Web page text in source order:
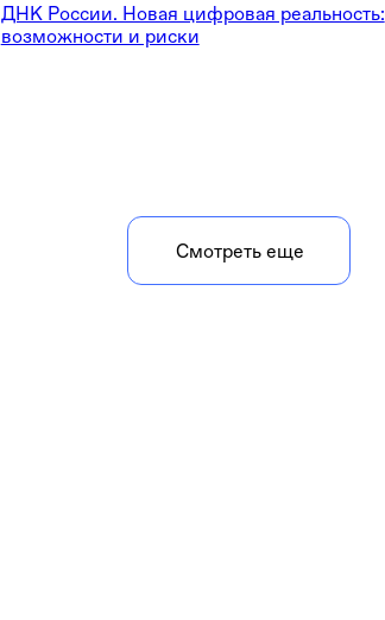
ДНК России. Новая цифровая реальность:
возможности и риски
Смотреть еще